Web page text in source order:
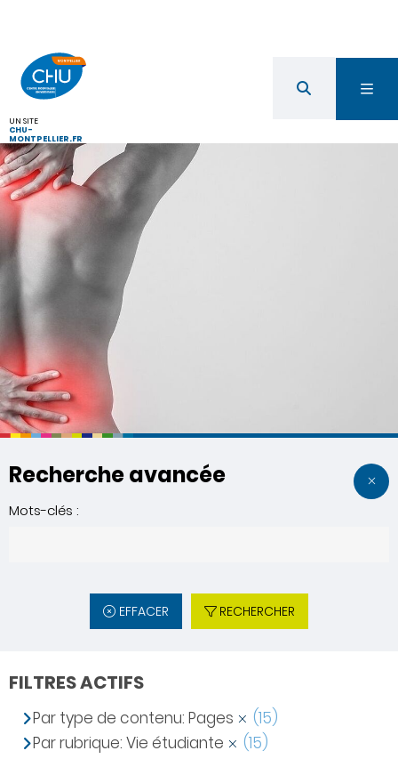
UN SITE
CHU-
MONTPELLIER.FR
Recherche avancée
Mots-clés :
EFFACER RECHERCHER
FILTRES ACTIFS
Par type de contenu: Pages
(15)
Par rubrique: Vie étudiante
(15)